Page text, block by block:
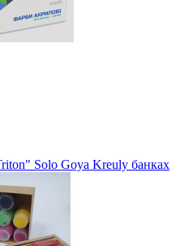
Solo Goya Kreulу банках